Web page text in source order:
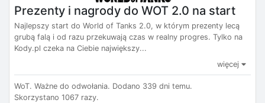
Prezenty i nagrody do WOT 2.0 na start
Najlepszy start do World of Tanks 2.0, w którym prezenty lecą
grubą falą i od razu przekuwają czas w realny progres. Tylko na
Kody.pl czeka na Ciebie największy...
więcej
WoT. Ważne do odwołania. Dodano 339 dni temu.
Skorzystano 1067 razy.